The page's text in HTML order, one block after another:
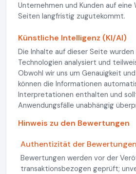
Unternehmen und Kunden auf eine
Seiten langfristig zugutekommt.
Künstliche Intelligenz (KI/AI)
Die Inhalte auf dieser Seite
Technologien analysiert und
Obwohl wir uns um Genauigkeit
können die Informationen
Interpretationen enthalten und
Anwendungsfälle unabhängig
Hinweis zu den Bewertungen
Authentizität der Bewertungen
Bewertungen werden vor der
transaktionsbezogen geprüft;